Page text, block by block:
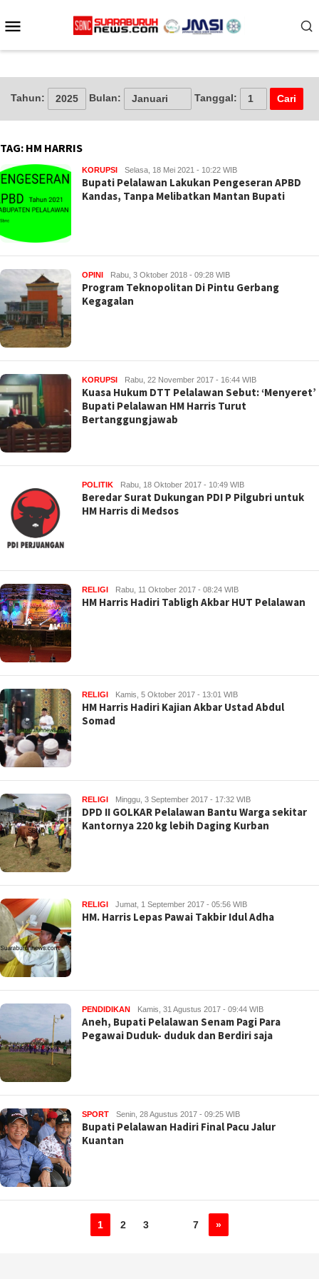
ke
Tahun: Bulan: Tanggal:
TAG: HM HARRIS
KORUPSI Selasa, 18 Mei 2021 - 10:22 WIB
Bupati Pelalawan Lakukan Pengeseran APBD
Kandas, Tanpa Melibatkan Mantan Bupati
OPINI Rabu, 3 Oktober 2018 - 09:28 WIB
Program Teknopolitan Di Pintu Gerbang
Kegagalan
KORUPSI Rabu, 22 November 2017 - 16:44 WIB
Kuasa Hukum DTT Pelalawan Sebut: ‘Menyeret’
Bupati Pelalawan HM Harris Turut
Bertanggungjawab
POLITIK Rabu, 18 Oktober 2017 - 10:49 WIB
Beredar Surat Dukungan PDI P Pilgubri untuk
HM Harris di Medsos
RELIGI Rabu, 11 Oktober 2017 - 08:24 WIB
HM Harris Hadiri Tabligh Akbar HUT Pelalawan
RELIGI Kamis, 5 Oktober 2017 - 13:01 WIB
HM Harris Hadiri Kajian Akbar Ustad Abdul
Somad
RELIGI Minggu, 3 September 2017 - 17:32 WIB
DPD II GOLKAR Pelalawan Bantu Warga sekitar
Kantornya 220 kg lebih Daging Kurban
RELIGI Jumat, 1 September 2017 - 05:56 WIB
HM. Harris Lepas Pawai Takbir Idul Adha
PENDIDIKAN Kamis, 31 Agustus 2017 - 09:44 WIB
Aneh, Bupati Pelalawan Senam Pagi Para
Pegawai Duduk- duduk dan Berdiri saja
SPORT Senin, 28 Agustus 2017 - 09:25 WIB
Bupati Pelalawan Hadiri Final Pacu Jalur
Kuantan
1 2 3 7 »